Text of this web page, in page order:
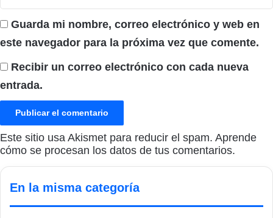
Guarda mi nombre, correo electrónico y web en
este navegador para la próxima vez que comente.
Recibir un correo electrónico con cada nueva
entrada.
Este sitio usa Akismet para reducir el spam. Aprende
cómo se procesan los datos de tus comentarios.
En la misma categoría